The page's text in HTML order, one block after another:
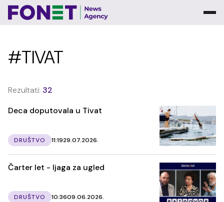
#TIVAT
Rezultati: 32
Deca doputovala u Tivat
DRUŠTVO 11:1929.07.2026.
Čarter let - ljaga za ugled
DRUŠTVO 10:3609.06.2026.